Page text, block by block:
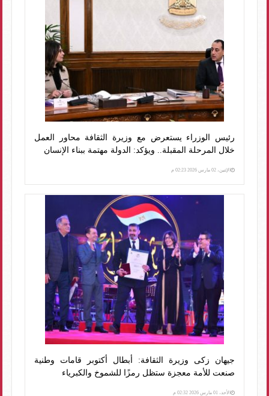
رئيس الوزراء يستعرض مع وزيرة الثقافة محاور العمل
خلال المرحلة المقبلة.. ويؤكد: الدولة مهتمة ببناء الإنسان
الإثنين، 02 مارس 2026 02:23 م
جيهان زكى وزيرة الثقافة: أبطال أكتوبر قامات وطنية
صنعت للأمة معجزة ستظل رمزًا للشموخ والكبرياء
الأحد، 01 مارس 2026 02:32 م